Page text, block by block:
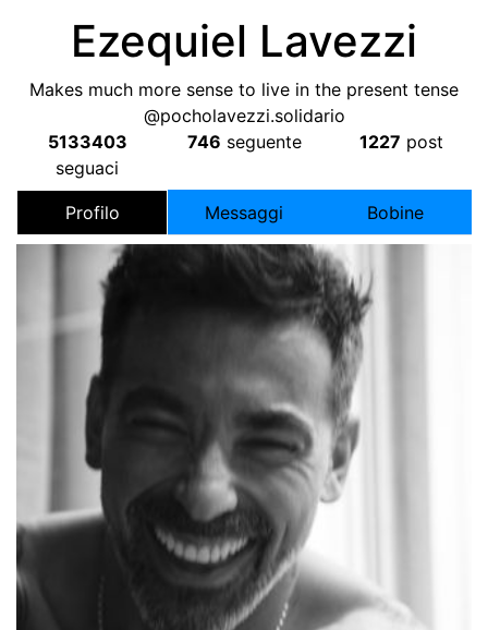
Ezequiel Lavezzi
Makes much more sense to live in the present tense
@pocholavezzi.solidario
5133403
seguaci
746 seguente 1227 post
Profilo Messaggi Bobine